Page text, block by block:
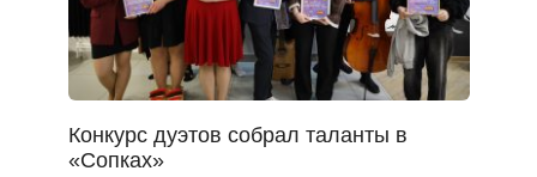
Конкурс дуэтов собрал таланты в
«Сопках»